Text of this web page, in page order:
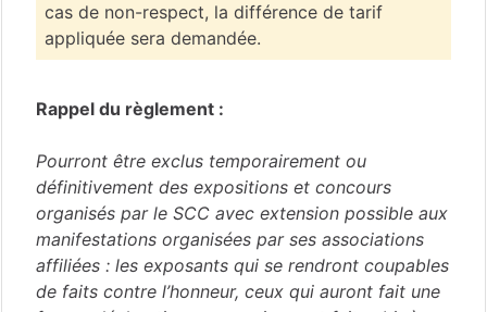
cas de non-respect, la différence de tarif
appliquée sera demandée.
Rappel du règlement :
Pourront être exclus temporairement ou
définitivement des expositions et concours
organisés par le SCC avec extension possible aux
manifestations organisées par ses associations
affiliées : les exposants qui se rendront coupables
de faits contre l’honneur, ceux qui auront fait une